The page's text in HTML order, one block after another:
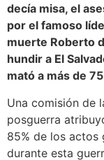
decía misa, el
por el famoso
muerte Roberto
hundir a El
mató a más de
Una comisión de
posguerra
85% de los actos
durante esta